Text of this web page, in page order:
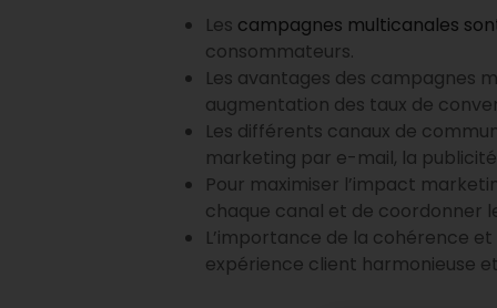
Les campagnes multicanales
consommateurs.
Les avantages des campagnes
augmentation des taux de
Les différents canaux de
marketing par e-mail, la
Pour maximiser l’impact
chaque canal et de coordonner
L’importance de la cohérence
expérience client harmonieuse